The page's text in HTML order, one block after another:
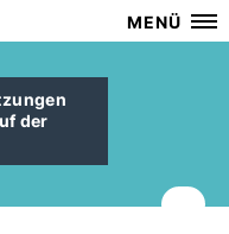
MENÜ
der